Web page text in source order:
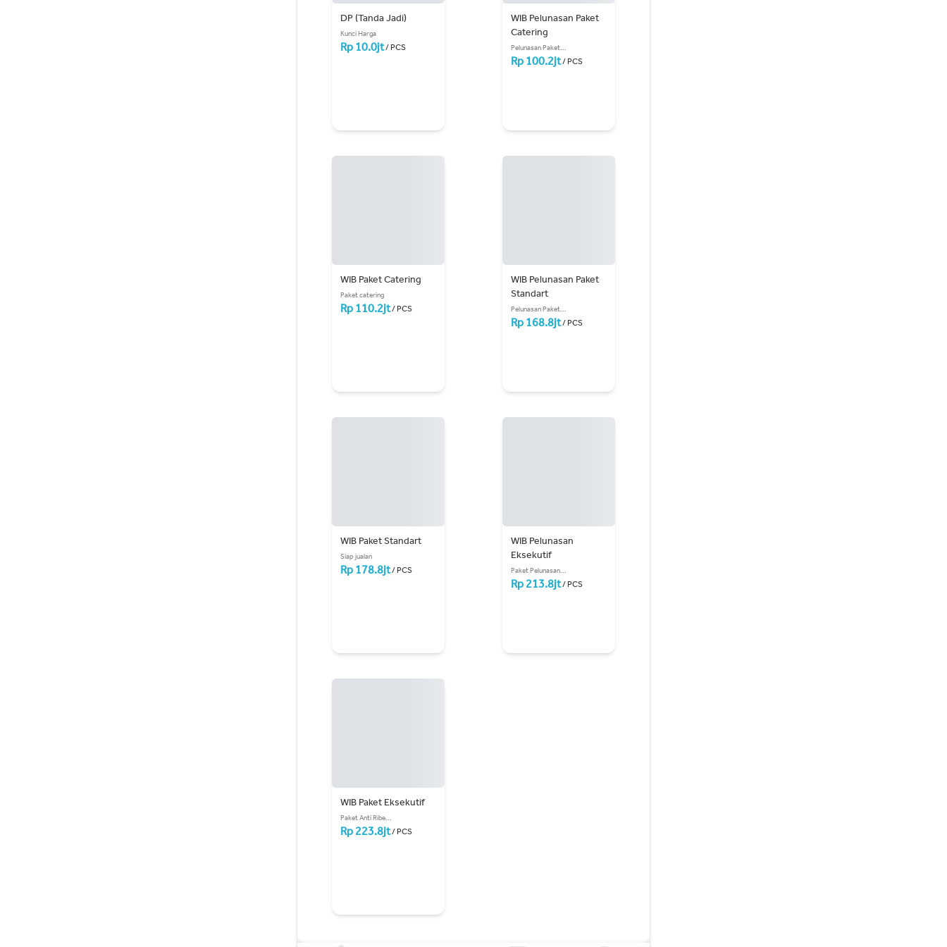
DP (Tanda Jadi)
Kunci Harga
Rp 10.0jt/ PCS
WIB Pelunasan Paket
Catering
Pelunasan Paket...
Rp 100.2jt/ PCS
WIB Paket Catering
Paket catering
Rp 110.2jt/ PCS
WIB Pelunasan Paket
Standart
Pelunasan Paket...
Rp 168.8jt/ PCS
WIB Paket Standart
Siap jualan
Rp 178.8jt/ PCS
WIB Pelunasan
Eksekutif
Paket Pelunasan...
Rp 213.8jt/ PCS
WIB Paket Eksekutif
Paket Anti Ribe...
Rp 223.8jt/ PCS